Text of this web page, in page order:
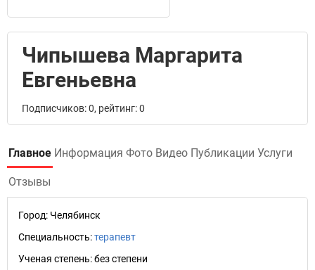
Чипышева Маргарита
Евгеньевна
Подписчиков: 0, рейтинг: 0
Главное Информация Фото Видео Публикации Услуги
Отзывы
Город: Челябинск
Специальность:терапевт
Ученая степень:без степени